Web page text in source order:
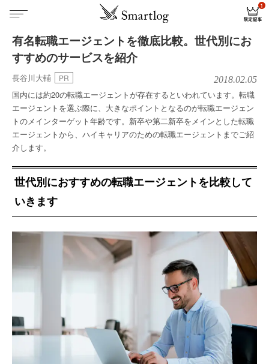
有名転職エージェントを徹底比較。世代別にお
すすめのサービスを紹介
長谷川大輔 PR 2018.02.05
国内には約20の転職エージェントが存在するといわれています。転職
エージェントを選ぶ際に、大きなポイントとなるのが転職エージェン
トのメインターゲット年齢です。新卒や第二新卒をメインとした転職
エージェントから、ハイキャリアのための転職エージェントまでご紹
介します。
世代別におすすめの転職エージェントを比較して
いきます